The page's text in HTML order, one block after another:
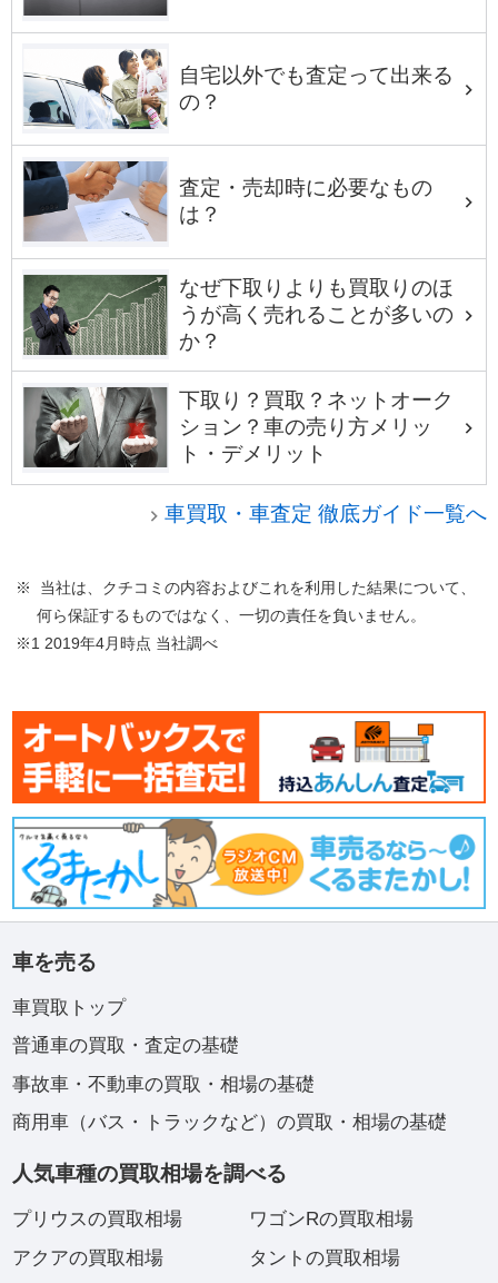
自宅以外でも査定って出来る
の？
査定・売却時に必要なもの
は？
なぜ下取りよりも買取りのほ
うが高く売れることが多いの
か？
下取り？買取？ネットオーク
ション？車の売り方メリッ
ト・デメリット
車買取・車査定 徹底ガイド一覧へ
※ 当社は、クチコミの内容およびこれを利用した結果について、
何ら保証するものではなく、一切の責任を負いません。
※1 2019年4月時点 当社調べ
車を売る
車買取トップ
普通車の買取・査定の基礎
事故車・不動車の買取・相場の基礎
商用車（バス・トラックなど）の買取・相場の基礎
人気車種の買取相場を調べる
プリウスの買取相場
アクアの買取相場
ワゴンRの買取相場
タントの買取相場